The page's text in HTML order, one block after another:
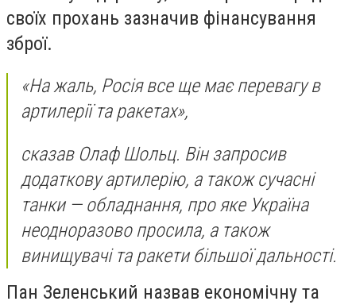
своїх прохань зазначив фінансування
зброї.
«На жаль, Росія все ще має перевагу в
артилерії та ракетах»,
сказав Олаф Шольц. Він запросив
додаткову артилерію, а також сучасні
танки — обладнання, про яке Україна
неодноразово просила, а також
винищувачі та ракети більшої дальності.
Пан Зеленський назвав економічну та